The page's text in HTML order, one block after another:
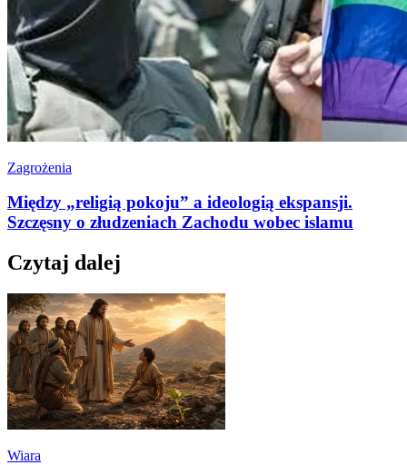
Zagrożenia
Między „religią pokoju” a ideologią ekspansji.
Szczęsny o złudzeniach Zachodu wobec islamu
Czytaj dalej
Wiara